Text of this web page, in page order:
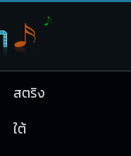
สตริง
ใต้